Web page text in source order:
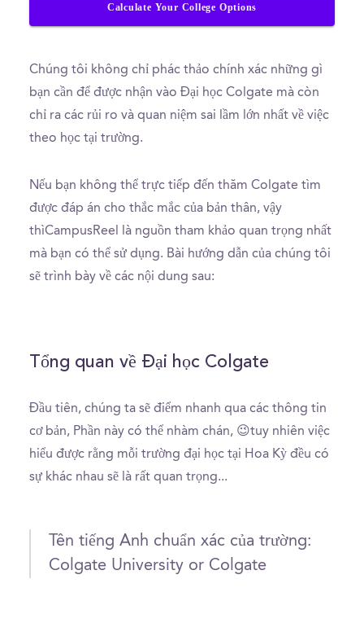
Calculate Your College Options
Chúng tôi không chỉ phác thảo chính xác những gì
bạn cần để được nhận vào Đại học Colgate mà còn
chỉ ra các rủi ro và quan niệm sai lầm lớn nhất về việc
theo học tại trường.
Nếu bạn không thể trực tiếp đến thăm Colgate tìm
được đáp án cho thắc mắc của bản thân, vậy
thìCampusReel là nguồn tham khảo quan trọng nhất
mà bạn có thể sử dụng. Bài hướng dẫn của chúng tôi
sẽ trình bày về các nội dung sau:
Tổng quan về Đại học Colgate
Đầu tiên, chúng ta sẽ điểm nhanh qua các thông tin
cơ bản, Phần này có thể nhàm chán, 😉tuy nhiên việc
hiểu được rằng mỗi trường đại học tại Hoa Kỳ đều có
sự khác nhau sẽ là rất quan trọng...
Tên tiếng Anh chuẩn xác của trường:
Colgate University or Colgate